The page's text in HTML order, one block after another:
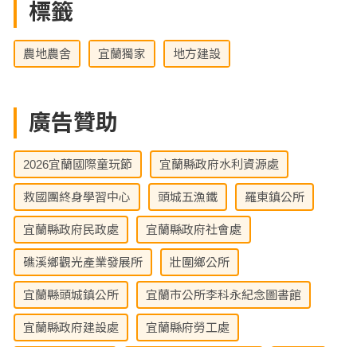
標籤
農地農舍 宜蘭獨家 地方建設
廣告贊助
2026宜蘭國際童玩節 宜蘭縣政府水利資源處
救國團終身學習中心 頭城五漁鐵 羅東鎮公所
宜蘭縣政府民政處 宜蘭縣政府社會處
礁溪鄉觀光產業發展所 壯圍鄉公所
宜蘭縣頭城鎮公所 宜蘭市公所李科永紀念圖書館
宜蘭縣政府建設處 宜蘭縣府勞工處